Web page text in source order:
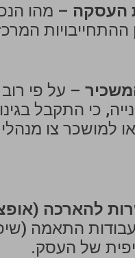
העסקה – מהו
ההתחייבויות
– על פי
למושכר צו
להארכה
התאמה
של העסק.